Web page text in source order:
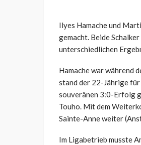
Ilyes Hamache und
gemacht. Beide
unterschiedlichen
Hamache war während
stand der 22-Jährige
souveränen 3:0-Erfolg
Touho. Mit dem
Sainte-Anne weiter
Im Ligabetrieb musste